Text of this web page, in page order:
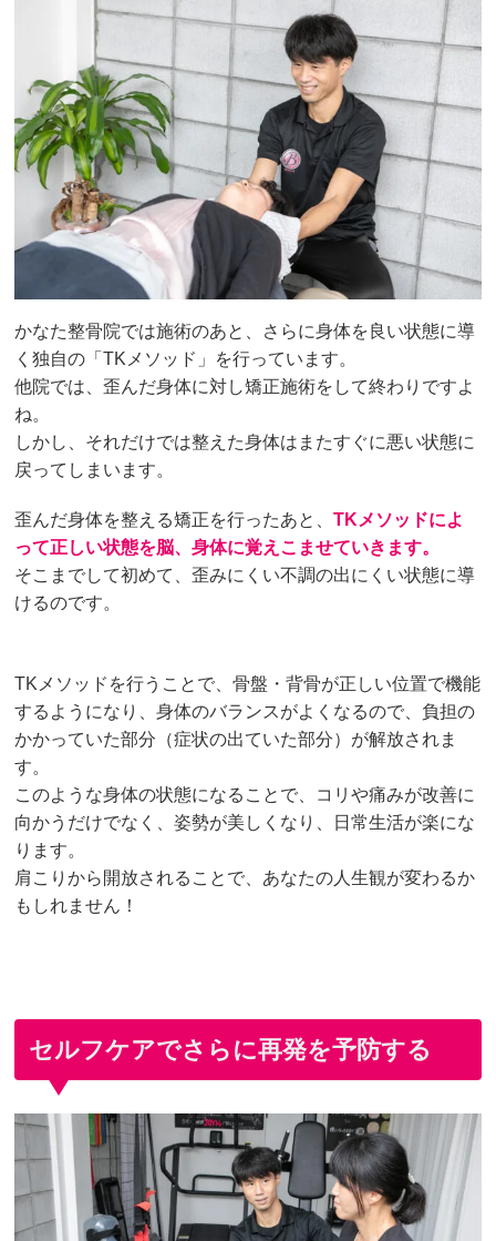
かなた整骨院では施術のあと、さらに身体を良い状態に導
く独自の「TKメソッド」を行っています。
他院では、歪んだ身体に対し矯正施術をして終わりですよ
ね。
しかし、それだけでは整えた身体はまたすぐに悪い状態に
戻ってしまいます。
歪んだ身体を整える矯正を行ったあと、TKメソッドによ
って正しい状態を脳、身体に覚えこませていきます。
そこまでして初めて、歪みにくい不調の出にくい状態に導
けるのです。
TKメソッドを行うことで、骨盤・背骨が正しい位置で機能
するようになり、身体のバランスがよくなるので、負担の
かかっていた部分（症状の出ていた部分）が解放されま
す。
このような身体の状態になることで、コリや痛みが改善に
向かうだけでなく、姿勢が美しくなり、日常生活が楽にな
ります。
肩こりから開放されることで、あなたの人生観が変わるか
もしれません！
セルフケアでさらに再発を予防する